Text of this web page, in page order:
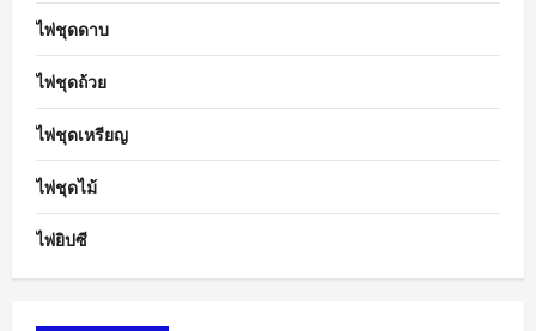
ไพ่ชุดดาบ
ไพ่ชุดถ้วย
ไพ่ชุดเหรียญ
ไพ่ชุดไม้
ไพ่ยิปซี